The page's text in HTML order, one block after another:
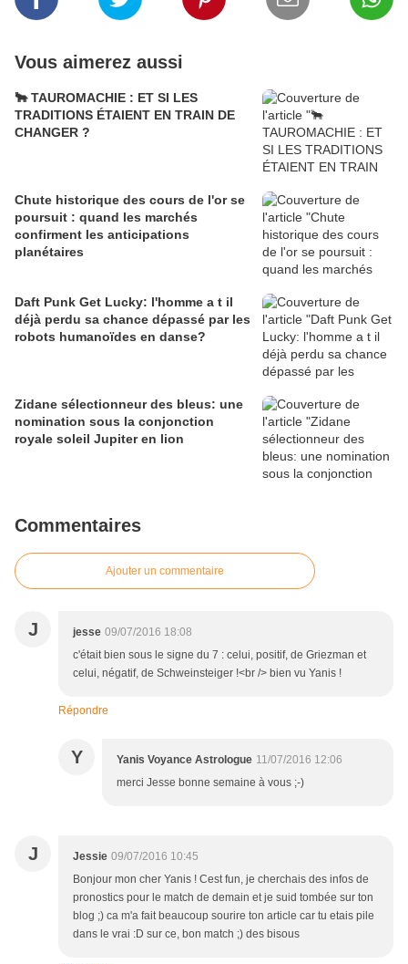
Vous aimerez aussi
🐂 TAUROMACHIE : ET SI LES
TRADITIONS ÉTAIENT EN TRAIN DE
CHANGER ?
Chute historique des cours de l'or se
poursuit : quand les marchés
confirment les anticipations
planétaires
Daft Punk Get Lucky: l'homme a t il
déjà perdu sa chance dépassé par les
robots humanoïdes en danse?
Zidane sélectionneur des bleus: une
nomination sous la conjonction
royale soleil Jupiter en lion
Commentaires
Ajouter un commentaire
J jesse 09/07/2016 18:08
c'était bien sous le signe du 7 : celui, positif, de Griezman et
celui, négatif, de Schweinsteiger !<br /> bien vu Yanis !
Répondre
Y Yanis Voyance Astrologue 11/07/2016 12:06
merci Jesse bonne semaine à vous ;-)
J Jessie 09/07/2016 10:45
Bonjour mon cher Yanis ! Cest fun, je cherchais des infos de
pronostics pour le match de demain et je suid tombée sur ton
blog ;) ca m'a fait beaucoup sourire ton article car tu etais pile
dans le vrai :D sur ce, bon match ;) des bisous